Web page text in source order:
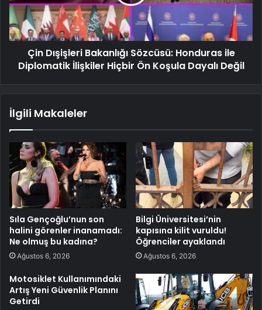
Çin Dışişleri Bakanlığı Sözcüsü: Honduras ile
Diplomatik İlişkiler Hiçbir Ön Koşula Dayalı Değil
İlgili Makaleler
Sıla Gençoğlu’nun son
halini görenler inanamadı:
Ne olmuş bu kadına?
Ağustos 6, 2026
Bilgi Üniversitesi’nin
kapısına kilit vuruldu!
Öğrenciler ayaklandı
Ağustos 6, 2026
Motosiklet Kullanımındaki
Artış Yeni Güvenlik Planını
Getirdi